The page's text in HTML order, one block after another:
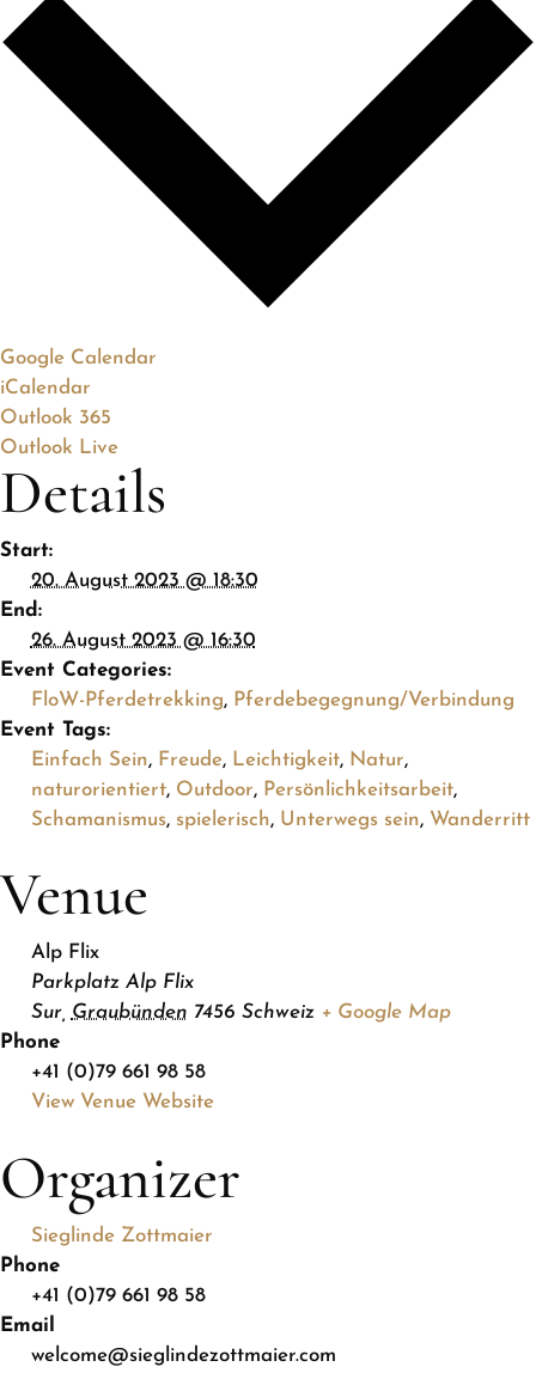
Google Calendar
iCalendar
Outlook 365
Outlook Live
Details
Start:
20. August 2023 @ 18:30
End:
26. August 2023 @ 16:30
Event Categories:
FloW-Pferdetrekking, Pferdebegegnung/Verbindung
Event Tags:
Einfach Sein, Freude, Leichtigkeit, Natur,
naturorientiert, Outdoor, Persönlichkeitsarbeit,
Schamanismus, spielerisch, Unterwegs sein, Wanderritt
Venue
Alp Flix
Parkplatz Alp Flix
Sur, Graubünden 7456 Schweiz + Google Map
Phone
+41 (0)79 661 98 58
View Venue Website
Organizer
Sieglinde Zottmaier
Phone
+41 (0)79 661 98 58
Email
welcome@sieglindezottmaier.com